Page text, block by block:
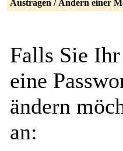
Austragen / Ändern einer
Falls Sie
eine
ändern
an: